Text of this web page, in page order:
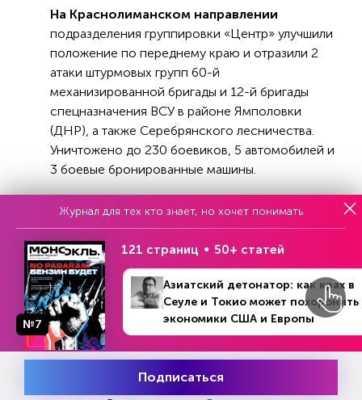
На Краснолиманском направлении
подразделения группировки «Центр» улучшили
положение по переднему краю и отразили 2
атаки штурмовых групп 60-й
механизированной бригады и 12-й бригады
спецназначения ВСУ в районе Ямполовки
(ДНР), а также Серебрянского лесничества.
Уничтожено до 230 боевиков, 5 автомобилей и
3 боевые бронированные машины.
действиями подразделений «Западной»
группировки войск отражены 5 атак штурмовых
групп 30-й, 44-й механизированных, 25-й
воздушно-десантной бригад ВСУ и 13-й
бригады нацгвардии Украины в районах
Синьковки (Харьковская область) и Терны
(ДНР).
На Херсонском направлении
Попробовать
Журнал для тех кто знает, но хочет понимать
№7
121 страниц 50+ статей
Азиатский детонатор: как крах в
Сеуле и Токио может похоронить
экономики США и Европы
Подписаться